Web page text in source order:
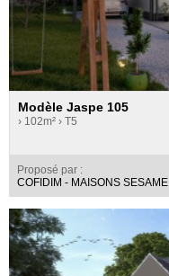
Modèle Jaspe 105
› 102m² › T5
Proposé par :
COFIDIM - MAISONS SESAME